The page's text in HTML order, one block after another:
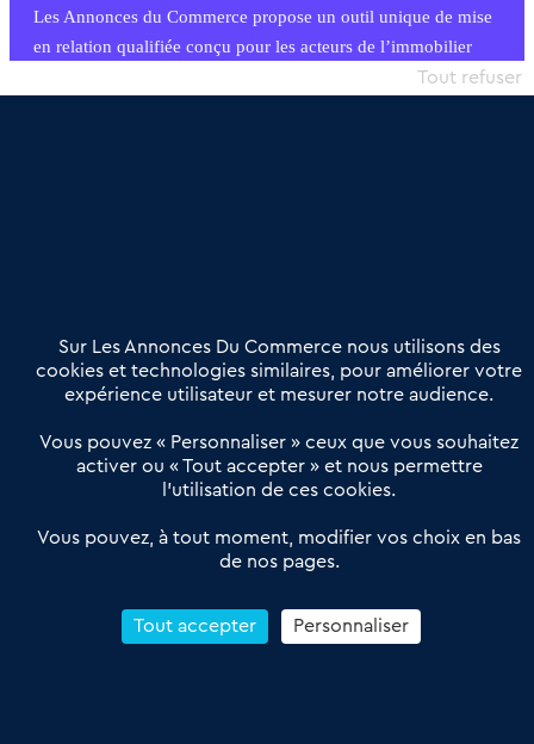
Les Annonces du Commerce propose un outil unique de mise
en relation qualifiée conçu pour les acteurs de l’immobilier
commercial et les collectivités territoriales, simple et intégrant
Offres Pro
Actualités
Qui sommes nous ?
Derniers articles
Réseau 3C : un partenaire national dédié aux transactions
Petitscommerces : Un partenariat au service du commerce de
proximité et des territoires
Reprendre un Restaurant Rapide
Sur Les Annonces Du Commerce nous utilisons des
cookies et technologies similaires, pour améliorer votre
expérience utilisateur et mesurer notre audience.
Vous pouvez « Personnaliser » ceux que vous souhaitez
activer ou « Tout accepter » et nous permettre
l’utilisation de ces cookies.
Vous pouvez, à tout moment, modifier vos choix en bas
de nos pages.
Tout accepter
Tout refuser
Personnaliser